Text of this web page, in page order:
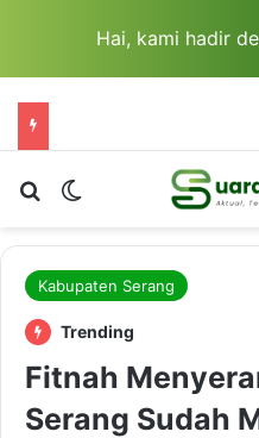
Hai, kami hadir
Cari berita...Switch skin
Kabupaten Serang
Trending
Fitnah
Serang Sudah